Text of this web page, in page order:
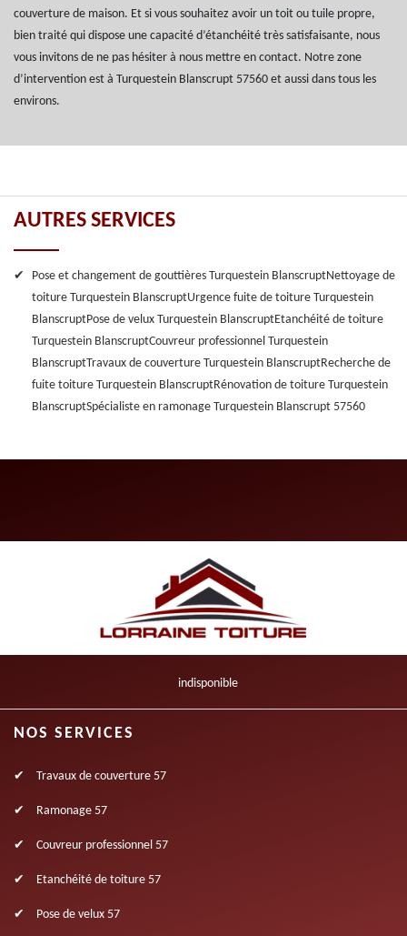
couverture de maison. Et si vous souhaitez avoir un toit ou tuile propre,
bien traité qui dispose une capacité d’étanchéité très satisfaisante, nous
vous invitons de ne pas hésiter à nous mettre en contact. Notre zone
d’intervention est à Turquestein Blanscrupt 57560 et aussi dans tous les
environs.
AUTRES SERVICES
Pose et changement de gouttières Turquestein BlanscruptNettoyage de
toiture Turquestein BlanscruptUrgence fuite de toiture Turquestein
BlanscruptPose de velux Turquestein BlanscruptEtanchéité de toiture
Turquestein BlanscruptCouvreur professionnel Turquestein
BlanscruptTravaux de couverture Turquestein BlanscruptRecherche de
fuite toiture Turquestein BlanscruptRénovation de toiture Turquestein
BlanscruptSpécialiste en ramonage Turquestein Blanscrupt 57560
indisponible
NOS SERVICES
Travaux de couverture 57
Ramonage 57
Couvreur professionnel 57
Etanchéité de toiture 57
Pose de velux 57